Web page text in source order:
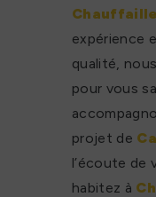
expérience
qualité,
pour vous
projet de
l’écoute de
habitez à